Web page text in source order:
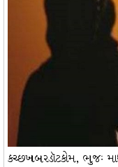
કચ્છખબરડૉટકોમ, ભુજઃ